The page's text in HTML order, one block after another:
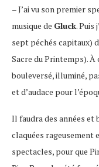
– J’ai vu son premier
musique de Gluck. Puis
sept péchés capitaux)
Sacre du Printemps). À
bouleversé, illuminé,
et d’audace pour
Il faudra des années et
claquées rageusement
spectacles, pour que